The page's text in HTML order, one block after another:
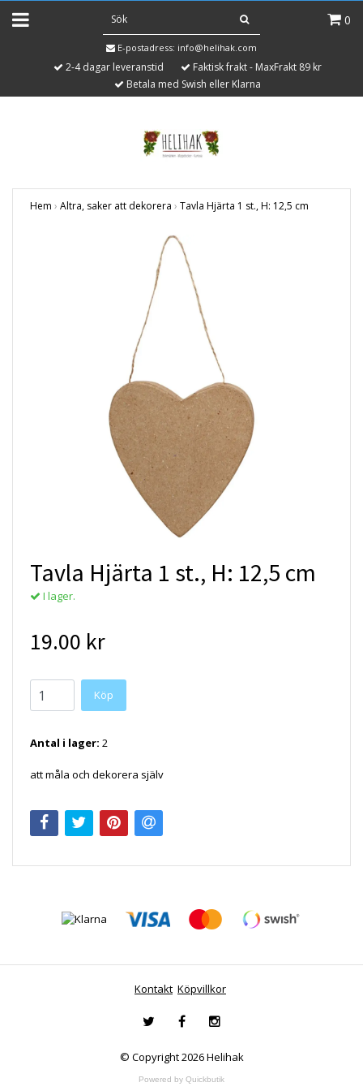
0
E-postadress: info@helihak.com
2-4 dagar leveranstid
Faktisk frakt - MaxFrakt 89 kr
Betala med Swish eller Klarna
Hem › Altra, saker att dekorera › Tavla Hjärta 1 st., H: 12,5 cm
Tavla Hjärta 1 st., H: 12,5 cm
I lager.
19.00 kr
Antal i lager: 2
att måla och dekorera själv
Kontakt Köpvillkor
© Copyright 2026 Helihak
Powered by Quickbutik